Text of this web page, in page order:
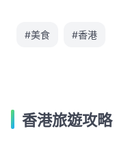
#美食 #香港
香港旅遊攻略